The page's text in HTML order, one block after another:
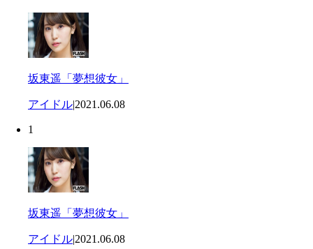
坂東遥「夢想彼女」
アイドル|2021.06.08
1
坂東遥「夢想彼女」
アイドル|2021.06.08